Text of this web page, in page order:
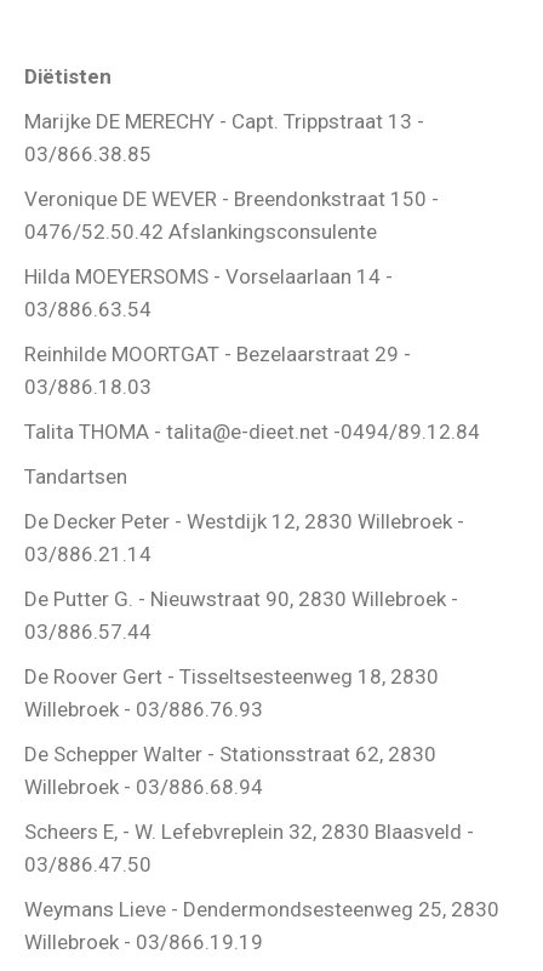
Diëtisten
Marijke DE MERECHY - Capt. Trippstraat 13 -
03/866.38.85
Veronique DE WEVER - Breendonkstraat 150 -
0476/52.50.42 Afslankingsconsulente
Hilda MOEYERSOMS - Vorselaarlaan 14 -
03/886.63.54
Reinhilde MOORTGAT - Bezelaarstraat 29 -
03/886.18.03
Talita THOMA - talita@e-dieet.net -0494/89.12.84
Tandartsen
De Decker Peter - Westdijk 12, 2830 Willebroek -
03/886.21.14
De Putter G. - Nieuwstraat 90, 2830 Willebroek -
03/886.57.44
De Roover Gert - Tisseltsesteenweg 18, 2830
Willebroek - 03/886.76.93
De Schepper Walter - Stationsstraat 62, 2830
Willebroek - 03/886.68.94
Scheers E, - W. Lefebvreplein 32, 2830 Blaasveld -
03/886.47.50
Weymans Lieve - Dendermondsesteenweg 25, 2830
Willebroek - 03/866.19.19